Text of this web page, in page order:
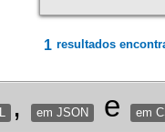
1 resultados
, em JSON e em